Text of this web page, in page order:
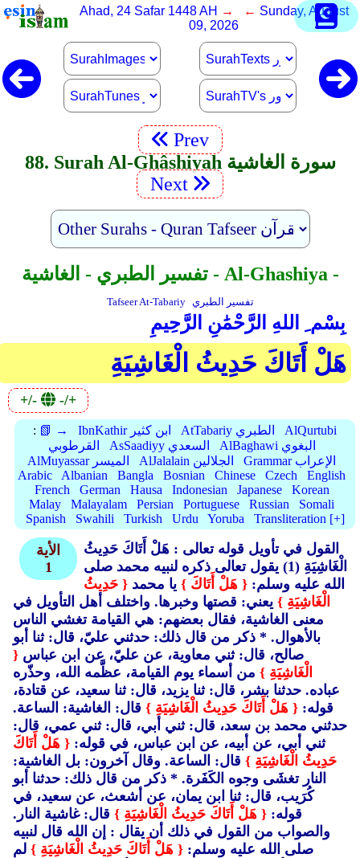
Ahad, 24 Safar 1448 AH → ← Sunday, August
09, 2026
Prev
88. Surah Al-Ghâshiyah سورة الغاشية
Next
تفسير الطبري - الغاشية - Al-Ghashiya -
Tafseer At-Tabariy تفسير الطبري
بِسْم ِ اللهِ الرَّحْمَٰنِ الرَّحِيمِ
هَلْ أَتَاكَ حَدِيثُ الْغَاشِيَةِ
+/- -/+
: 📗 → IbnKathir ابن كثير AtTabariy الطبري
AlQurtubi
القرطوبي
AsSaadiyy السعدي
AlBaghawi البغوي
AlMuyassar الميسر
AlJalalain الجلالين
Grammar الإعراب
Arabic
Albanian Bangla Bosnian Chinese Czech
English
French
German Hausa Indonesian Japanese
Korean
Malay
Malayalam Persian Portuguese Russian
Somali
Spanish
Swahili Turkish Urdu Yoruba Transliteration [+]
الأية
1
القول في تأويل قوله تعالى : هَلْ أَتَاكَ حَدِيثُ
الْغَاشِيَةِ (1)
يقول تعالى ذكره لنبيه محمد صلى
الله عليه وسلم: { هَلْ أَتَاكَ } يا محمد { حَدِيثُ
الْغَاشِيَةِ } يعني: قصتها وخبرها. واختلف أهل التأويل في
معنى الغاشية، فقال بعضهم: هي القيامة تغشي الناس
بالأهوال. * ذكر من قال ذلك: حدثني عليّ، قال: ثنا أبو
صالح، قال: ثني معاوية، عن عليّ، عن ابن عباس {
الْغَاشِيَةِ } من أسماء يوم القيامة، عظَّمه الله، وحذّره
عباده. حدثنا بشر، قال: ثنا يزيد، قال: ثنا سعيد، عن قتادة،
قوله: { هَلْ أَتَاكَ حَدِيثُ الْغَاشِيَةِ } قال: الغاشية: الساعة.
حدثني محمد بن سعد، قال: ثني أبي، قال: ثني عمي، قال:
ثني أبي، عن أبيه، عن ابن عباس، في قوله: { هَلْ أَتَاكَ
حَدِيثُ الْغَاشِيَةِ } قال: الساعة. وقال آخرون: بل الغاشية:
النار تغشَى وجوه الكَفَرة. * ذكر من قال ذلك: حدثنا أبو
كُرَيب، قال: ثنا ابن يمان، عن أشعث، عن سعيد، في
قوله: { هَلْ أَتَاكَ حَدِيثُ الْغَاشِيَةِ } قال: غاشية النار.
والصواب من القول في ذلك أن يقال : إن الله قال لنبيه
صلى الله عليه وسلم: { هَلْ أَتَاكَ حَدِيثُ الْغَاشِيَةِ } لم